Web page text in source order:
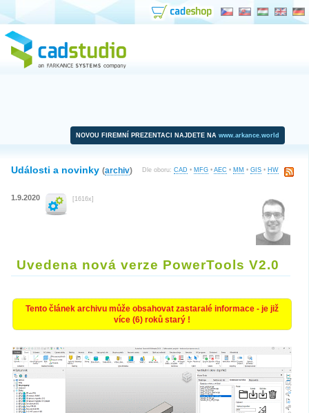
NOVOU FIREMNÍ PREZENTACI NAJDETE NA www.arkance.world
Dle oboru: CAD • MFG • AEC • MM • GIS • HW
Události a novinky (archiv)
1.9.2020 [1616x]
Uvedena nová verze PowerTools V2.0
Tento článek archivu může obsahovat zastaralé informace - je již
více (6) roků starý !